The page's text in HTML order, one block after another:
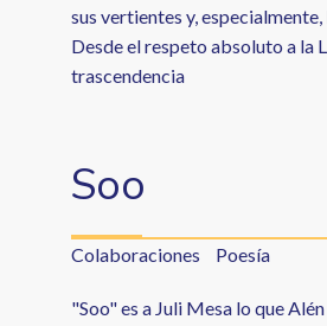
sus vertientes y,
Desde el respeto absoluto a la
trascendencia
Soo
Colaboraciones Poesía
"Soo" es a Juli Mesa lo que